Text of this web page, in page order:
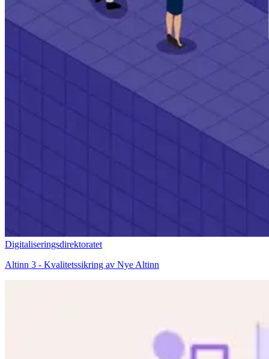
Digitaliseringsdirektoratet
Altinn 3 - Kvalitetssikring av Nye Altinn